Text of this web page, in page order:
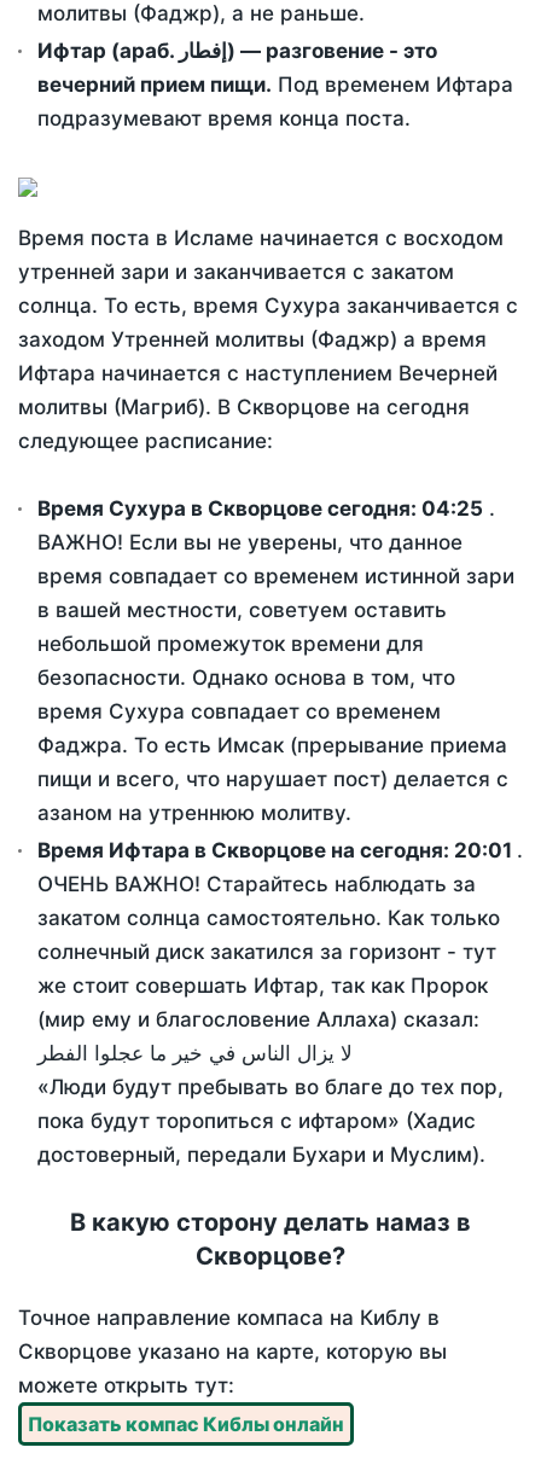
молитвы (Фаджр), а не раньше.
Ифтар (араб. إفطار) — разговение - это
вечерний прием пищи. Под временем Ифтара
подразумевают время конца поста.
Время поста в Исламе начинается с восходом
утренней зари и заканчивается с закатом
солнца. То есть, время Сухура заканчивается с
заходом Утренней молитвы (Фаджр) а время
Ифтара начинается с наступлением Вечерней
молитвы (Магриб). В Скворцове на сегодня
следующее расписание:
Время Сухура в Скворцове сегодня: 04:25 .
ВАЖНО! Если вы не уверены, что данное
время совпадает со временем истинной зари
в вашей местности, советуем оставить
небольшой промежуток времени для
безопасности. Однако основа в том, что
время Сухура совпадает со временем
Фаджра. То есть Имсак (прерывание приема
пищи и всего, что нарушает пост) делается с
азаном на утреннюю молитву.
Время Ифтара в Скворцове на сегодня: 20:01 .
ОЧЕНЬ ВАЖНО! Старайтесь наблюдать за
закатом солнца самостоятельно. Как только
солнечный диск закатился за горизонт - тут
же стоит совершать Ифтар, так как Пророк
(мир ему и благословение Аллаха) сказал:
لا يزال الناس في خير ما عجلوا الفطر
«Люди будут пребывать во благе до тех пор,
пока будут торопиться с ифтаром» (Хадис
достоверный, передали Бухари и Муслим).
В какую сторону делать намаз в
Скворцове?
Точное направление компаса на Киблу в
Скворцове указано на карте, которую вы
можете открыть тут:
Показать компас Киблы онлайн